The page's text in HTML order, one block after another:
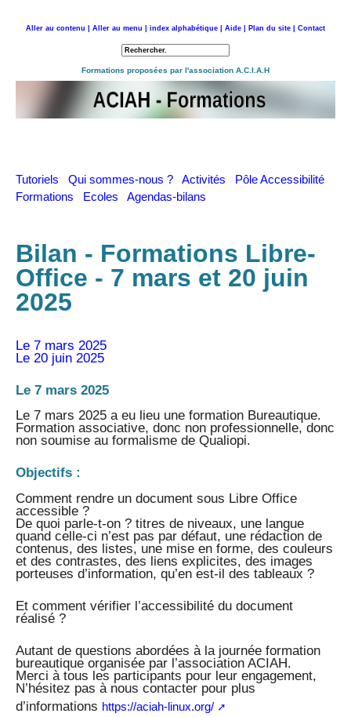
Aller au contenu | Aller au menu | index alphabétique | Aide | Plan du site | Contact
Formations proposées par l'association A.C.I.A.H
Tutoriels Qui sommes-nous ? Activités Pôle Accessibilité
Formations Ecoles Agendas-bilans
Bilan - Formations Libre-
Office - 7 mars et 20 juin
2025
Le 7 mars 2025
Le 20 juin 2025
Le 7 mars 2025
Le 7 mars 2025 a eu lieu une formation Bureautique.
Formation associative, donc non professionnelle, donc
non soumise au formalisme de Qualiopi.
Objectifs :
Comment rendre un document sous Libre Office
accessible ?
De quoi parle-t-on ? titres de niveaux, une langue
quand celle-ci n’est pas par défaut, une rédaction de
contenus, des listes, une mise en forme, des couleurs
et des contrastes, des liens explicites, des images
porteuses d’information, qu’en est-il des tableaux ?
Et comment vérifier l’accessibilité du document
réalisé ?
Autant de questions abordées à la journée formation
bureautique organisée par l’association ACIAH.
Merci à tous les participants pour leur engagement,
N’hésitez pas à nous contacter pour plus
d’informations https://aciah-linux.org/